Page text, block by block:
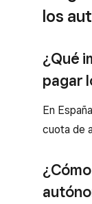
los
¿Qué
pagar
En
cuota de